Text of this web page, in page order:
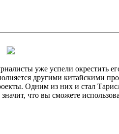
уже успели окрестить
другими китайскими
Одним из них и стал
что вы сможете